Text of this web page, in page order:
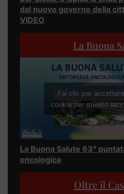
dal nuovo governo della
VIDEO
La Buona
Fai clic per
cookie per questo
La Buona Salute 63°
oncologica
Oltre il